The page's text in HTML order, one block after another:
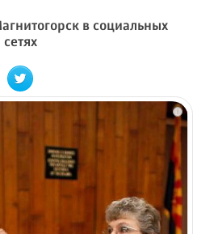
в социальных
сетях
i